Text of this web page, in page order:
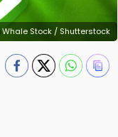
Stock / Shutterstock